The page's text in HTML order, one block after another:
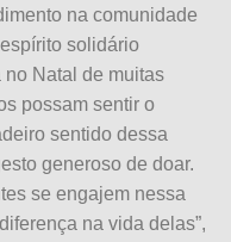
na comunidade
solidário
Natal de muitas
possam sentir o
sentido dessa
generoso de doar.
se engajem nessa
na vida delas”,